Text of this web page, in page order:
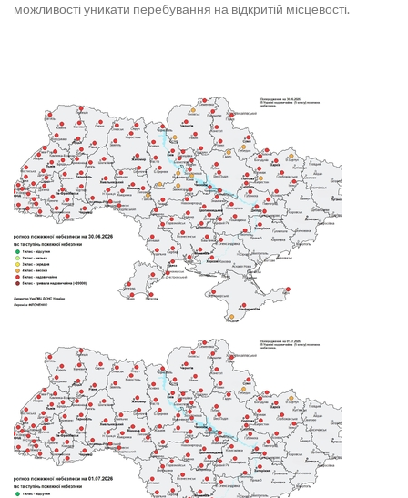
можливості уникати перебування на відкритій місцевості.